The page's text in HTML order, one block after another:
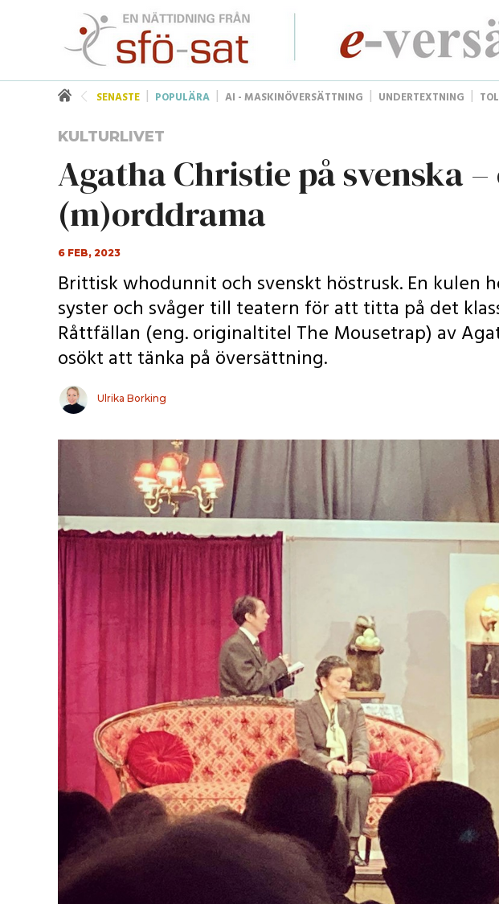
SENASTE POPULÄRA AI - MASKINÖVERSÄTTNING UNDERTEXTNING
KULTURLIVET
Agatha Christie på svenska
(m)orddrama
6 FEB, 2023
Brittisk whodunnit och svenskt höstrusk. En kulen
syster och svåger till teatern för att titta på det
Råttfällan (eng. originaltitel The Mousetrap) av
osökt att tänka på översättning.
Ulrika Borking